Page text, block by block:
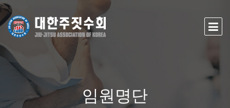
임원명단